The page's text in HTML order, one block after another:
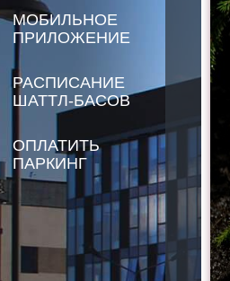
МОБИЛЬНОЕ
ПРИЛОЖЕНИЕ
РАСПИСАНИЕ
ШАТТЛ-БАСОВ
ОПЛАТИТЬ
ПАРКИНГ